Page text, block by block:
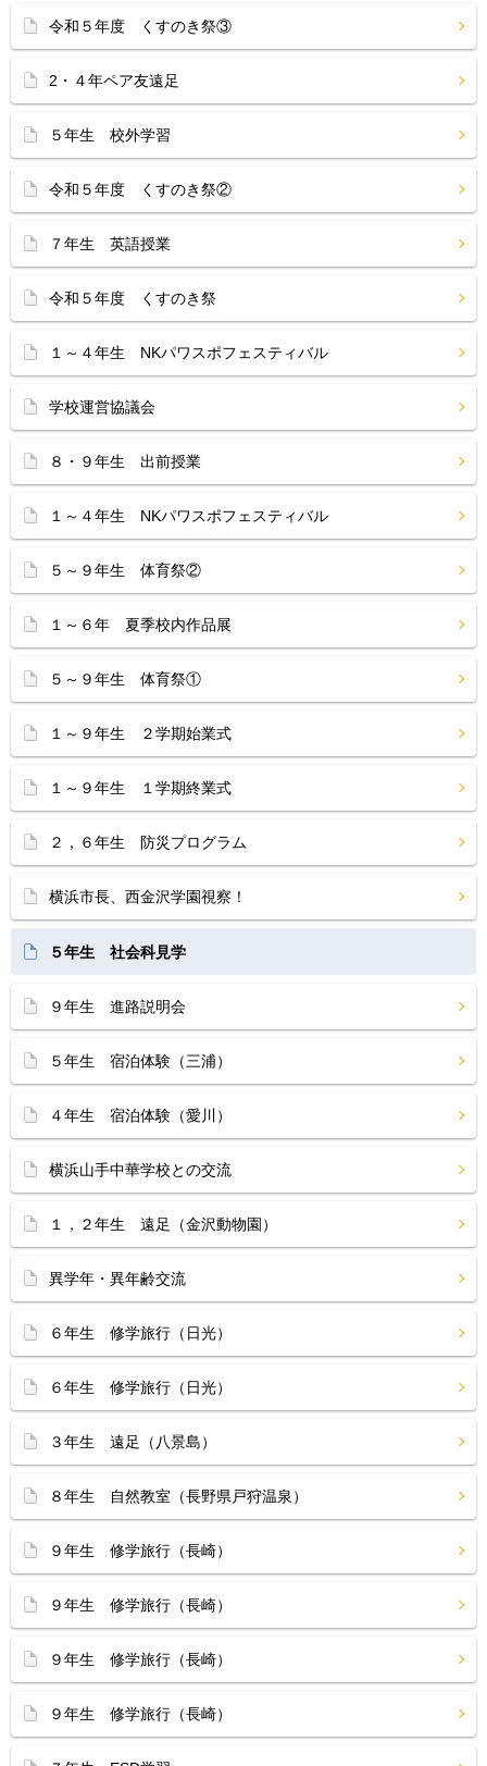
令和５年度 くすのき祭③
2・４年ペア友遠足
５年生 校外学習
令和５年度 くすのき祭②
７年生 英語授業
令和５年度 くすのき祭
１～４年生 NKパワスポフェスティバル
学校運営協議会
８・９年生 出前授業
１～４年生 NKパワスポフェスティバル
５～９年生 体育祭②
１～６年 夏季校内作品展
５～９年生 体育祭①
１～９年生 ２学期始業式
１～９年生 １学期終業式
２，６年生 防災プログラム
横浜市長、西金沢学園視察！
５年生 社会科見学
９年生 進路説明会
５年生 宿泊体験（三浦）
４年生 宿泊体験（愛川）
横浜山手中華学校との交流
１，２年生 遠足（金沢動物園）
異学年・異年齢交流
６年生 修学旅行（日光）
６年生 修学旅行（日光）
３年生 遠足（八景島）
８年生 自然教室（長野県戸狩温泉）
９年生 修学旅行（長崎）
９年生 修学旅行（長崎）
９年生 修学旅行（長崎）
９年生 修学旅行（長崎）